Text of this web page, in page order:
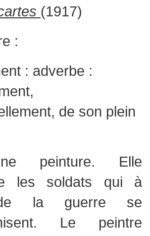
(1917)
:
: adverbe :
de son plein
peinture. Elle
les soldats qui à
la guerre se
Le peintre